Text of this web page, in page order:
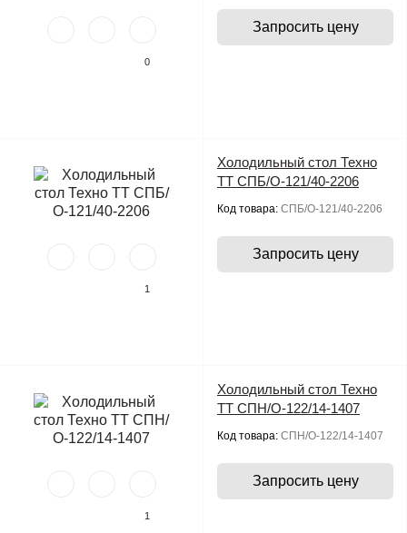
0
Запросить цену
1
Холодильный стол Техно
ТТ СПБ/О-121/40-2206
Код товара: СПБ/О-121/40-2206
Запросить цену
1
Холодильный стол Техно
ТТ СПН/О-122/14-1407
Код товара: СПН/О-122/14-1407
Запросить цену